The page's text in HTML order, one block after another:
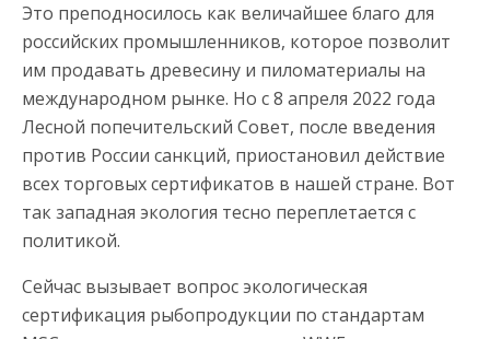
Это преподносилось как величайшее благо для
российских промышленников, которое позволит
им продавать древесину и пиломатериалы на
международном рынке. Но с 8 апреля 2022 года
Лесной попечительский Совет, после введения
против России санкций, приостановил действие
всех торговых сертификатов в нашей стране. Вот
так западная экология тесно переплетается с
политикой.
Сейчас вызывает вопрос экологическая
сертификация рыбопродукции по стандартам